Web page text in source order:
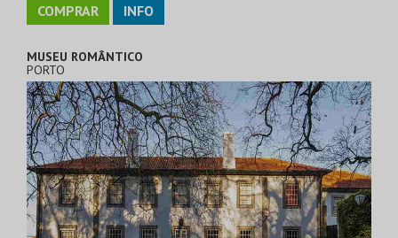
COMPRAR INFO
MUSEU ROMÂNTICO
PORTO